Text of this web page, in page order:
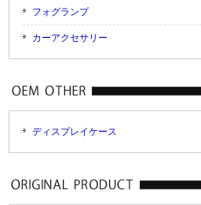
フォグランプ
カーアクセサリー
ディスプレイケース